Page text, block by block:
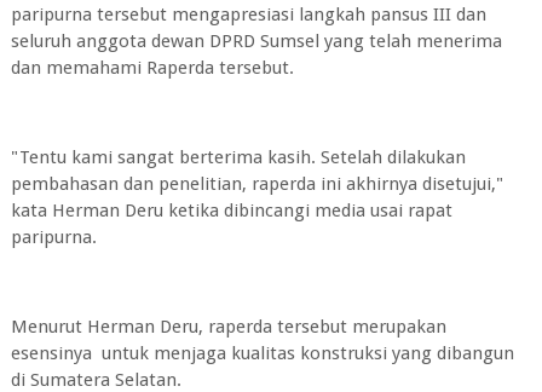
paripurna tersebut mengapresiasi langkah pansus III dan
seluruh anggota dewan DPRD Sumsel yang telah menerima
dan memahami Raperda tersebut.
"Tentu kami sangat berterima kasih. Setelah dilakukan
pembahasan dan penelitian, raperda ini akhirnya disetujui,"
kata Herman Deru ketika dibincangi media usai rapat
paripurna.
Menurut Herman Deru, raperda tersebut merupakan
esensinya untuk menjaga kualitas konstruksi yang dibangun
di Sumatera Selatan.